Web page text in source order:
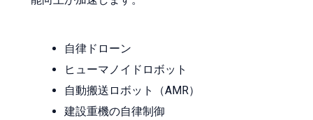
自律ドローン
ヒューマノイドロボット
自動搬送ロボット（AMR）
建設重機の自律制御